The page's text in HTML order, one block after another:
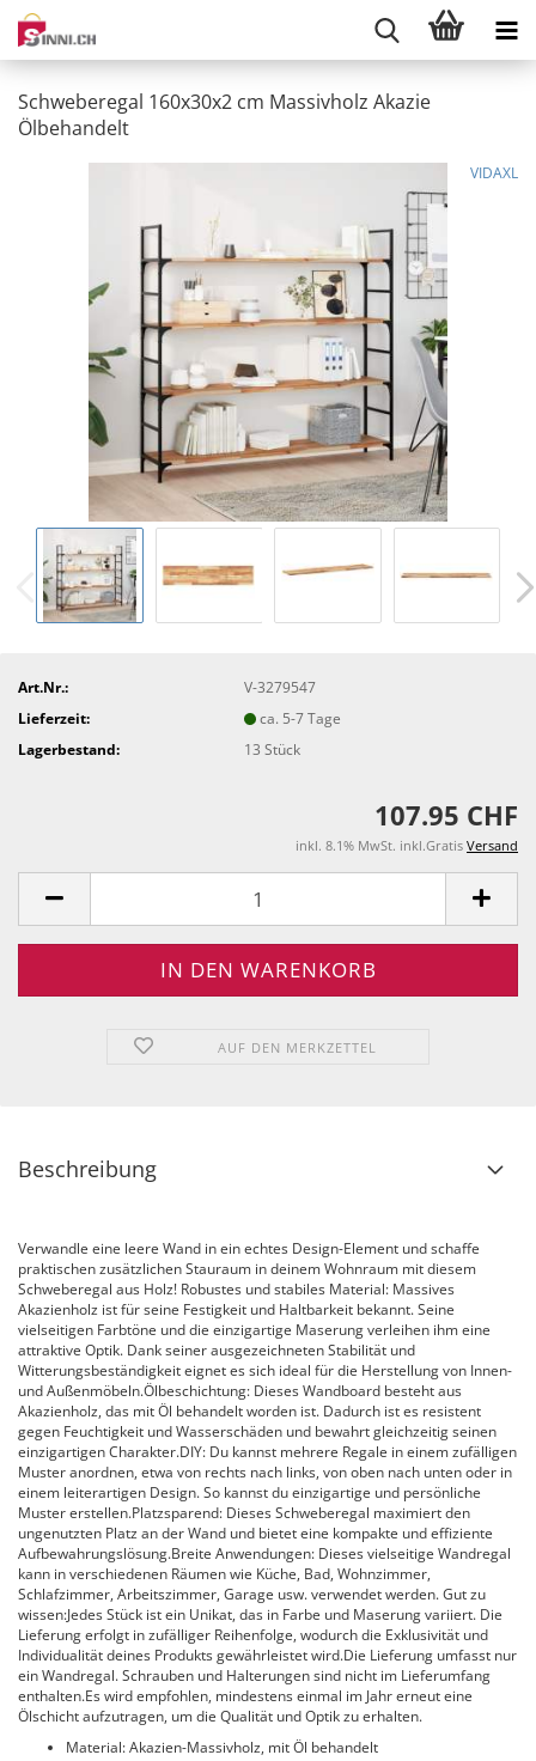
Schweberegal 160x30x2 cm Massivholz Akazie
Ölbehandelt
VIDAXL
Art.Nr.:
V-3279547
Lieferzeit:
ca. 5-7 Tage
Lagerbestand:
13Stück
107.95 CHF
inkl. 8.1% MwSt. inkl.Gratis Versand
AUF DEN MERKZETTEL
Beschreibung
Verwandle eine leere Wand in ein echtes Design-Element und schaffe
praktischen zusätzlichen Stauraum in deinem Wohnraum mit diesem
Schweberegal aus Holz! Robustes und stabiles Material: Massives
Akazienholz ist für seine Festigkeit und Haltbarkeit bekannt. Seine
vielseitigen Farbtöne und die einzigartige Maserung verleihen ihm eine
attraktive Optik. Dank seiner ausgezeichneten Stabilität und
Witterungsbeständigkeit eignet es sich ideal für die Herstellung von Innen-
und Außenmöbeln.Ölbeschichtung: Dieses Wandboard besteht aus
Akazienholz, das mit Öl behandelt worden ist. Dadurch ist es resistent
gegen Feuchtigkeit und Wasserschäden und bewahrt gleichzeitig seinen
einzigartigen Charakter.DIY: Du kannst mehrere Regale in einem zufälligen
Muster anordnen, etwa von rechts nach links, von oben nach unten oder in
einem leiterartigen Design. So kannst du einzigartige und persönliche
Muster erstellen.Platzsparend: Dieses Schweberegal maximiert den
ungenutzten Platz an der Wand und bietet eine kompakte und effiziente
Aufbewahrungslösung.Breite Anwendungen: Dieses vielseitige Wandregal
kann in verschiedenen Räumen wie Küche, Bad, Wohnzimmer,
Schlafzimmer, Arbeitszimmer, Garage usw. verwendet werden. Gut zu
wissen:Jedes Stück ist ein Unikat, das in Farbe und Maserung variiert. Die
Lieferung erfolgt in zufälliger Reihenfolge, wodurch die Exklusivität und
Individualität deines Produkts gewährleistet wird.Die Lieferung umfasst nur
ein Wandregal. Schrauben und Halterungen sind nicht im Lieferumfang
enthalten.Es wird empfohlen, mindestens einmal im Jahr erneut eine
Ölschicht aufzutragen, um die Qualität und Optik zu erhalten.
Material: Akazien-Massivholz, mit Öl behandelt